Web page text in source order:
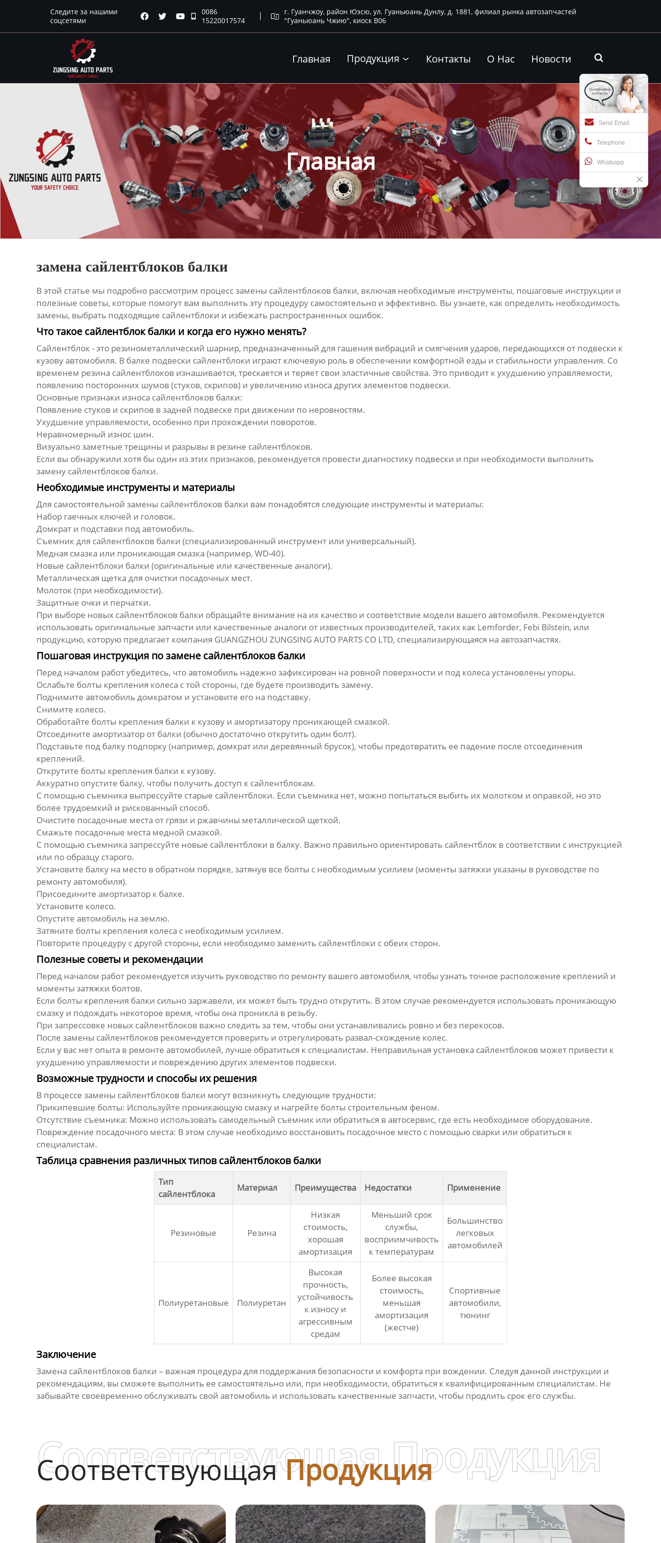
Следите за нашими
соцсетями
   
0086
15220017574

г. Гуанчжоу, район Юэсю, ул. Гуаньюань Дунлу, д. 1881, филиал рынка автозапчастей
"Гуаньюань Чжию", киоск B06
Главная Продукция  Контакты О Нас Новости 
Send Email
Telephone
Whatsapp
Главная
замена сайлентблоков балки
В этой статье мы подробно рассмотрим процессзамены сайлентблоков балки, включая необходимые инструменты, пошаговые инструкции и
полезные советы, которые помогут вам выполнить эту процедуру самостоятельно и эффективно. Вы узнаете, как определить необходимость
замены, выбрать подходящие сайлентблоки и избежать распространенных ошибок.
Что такое сайлентблок балки и когда его нужно менять?
Сайлентблок - это резинометаллический шарнир, предназначенный для гашения вибраций и смягчения ударов, передающихся от подвески к
кузову автомобиля. В балке подвески сайлентблоки играют ключевую роль в обеспечении комфортной езды и стабильности управления. Со
временем резина сайлентблоков изнашивается, трескается и теряет свои эластичные свойства. Это приводит к ухудшению управляемости,
появлению посторонних шумов (стуков, скрипов) и увеличению износа других элементов подвески.
Основные признаки износа сайлентблоков балки:
Появление стуков и скрипов в задней подвеске при движении по неровностям.
Ухудшение управляемости, особенно при прохождении поворотов.
Неравномерный износ шин.
Визуально заметные трещины и разрывы в резине сайлентблоков.
Если вы обнаружили хотя бы один из этих признаков, рекомендуется провести диагностику подвески и при необходимости выполнить
замену сайлентблоков балки.
Необходимые инструменты и материалы
Для самостоятельной замены сайлентблоков балки вам понадобятся следующие инструменты и материалы:
Набор гаечных ключей и головок.
Домкрат и подставки под автомобиль.
Съемник для сайлентблоков балки (специализированный инструмент или универсальный).
Медная смазка или проникающая смазка (например, WD-40).
Новые сайлентблоки балки (оригинальные или качественные аналоги).
Металлическая щетка для очистки посадочных мест.
Молоток (при необходимости).
Защитные очки и перчатки.
При выборе новых сайлентблоков балки обращайте внимание на их качество и соответствие модели вашего автомобиля. Рекомендуется
использовать оригинальные запчасти или качественные аналоги от известных производителей, таких как Lemforder, Febi Bilstein, или
продукцию, которую предлагает компания GUANGZHOU ZUNGSING AUTO PARTS CO LTD, специализирующаяся на автозапчастях.
Пошаговая инструкция по замене сайлентблоков балки
Перед началом работ убедитесь, что автомобиль надежно зафиксирован на ровной поверхности и под колеса установлены упоры.
Ослабьте болты крепления колеса с той стороны, где будете производить замену.
Поднимите автомобиль домкратом и установите его на подставку.
Снимите колесо.
Обработайте болты крепления балки к кузову и амортизатору проникающей смазкой.
Отсоедините амортизатор от балки (обычно достаточно открутить один болт).
Подставьте под балку подпорку (например, домкрат или деревянный брусок), чтобы предотвратить ее падение после отсоединения
креплений.
Открутите болты крепления балки к кузову.
Аккуратно опустите балку, чтобы получить доступ к сайлентблокам.
С помощью съемника выпрессуйте старые сайлентблоки. Если съемника нет, можно попытаться выбить их молотком и оправкой, но это
более трудоемкий и рискованный способ.
Очистите посадочные места от грязи и ржавчины металлической щеткой.
Смажьте посадочные места медной смазкой.
С помощью съемника запрессуйте новые сайлентблоки в балку. Важно правильно ориентировать сайлентблокв соответствии с инструкцией
или по образцу старого.
Установите балку на место в обратном порядке, затянув все болты с необходимым усилием (моменты затяжки указаны в руководстве по
ремонту автомобиля).
Присоедините амортизатор к балке.
Установите колесо.
Опустите автомобиль на землю.
Затяните болты крепления колеса с необходимым усилием.
Повторите процедуру с другой стороны, если необходимо заменить сайлентблоки с обеих сторон.
Полезные советы и рекомендации
Перед началом работ рекомендуется изучить руководство по ремонту вашего автомобиля, чтобы узнать точное расположение креплений и
моменты затяжки болтов.
Если болты крепления балки сильно заржавели, их может быть трудно открутить. В этом случае рекомендуется использовать проникающую
смазку и подождать некоторое время, чтобы она проникла в резьбу.
При запрессовке новых сайлентблоков важно следить за тем, чтобы они устанавливались ровно и без перекосов.
После замены сайлентблоков рекомендуется проверить и отрегулировать развал-схождение колес.
Если у вас нет опыта в ремонте автомобилей, лучше обратиться к специалистам. Неправильная установка сайлентблоков может привести к
ухудшению управляемости и повреждению других элементов подвески.
Возможные трудности и способы их решения
В процессе замены сайлентблоков балки могут возникнуть следующие трудности:
Прикипевшие болты: Используйте проникающую смазку и нагрейте болты строительным феном.
Отсутствие съемника: Можно использовать самодельный съемник или обратиться в автосервис, где есть необходимое оборудование.
Повреждение посадочного места: В этом случае необходимо восстановить посадочное место с помощью сварки или обратиться к
специалистам.
Таблица сравнения различных типов сайлентблоков балки
Тип
сайлентблока
Материал Преимущества Недостатки Применение
Резиновые Резина
Низкая
стоимость,
хорошая
амортизация
Меньший срок
службы,
восприимчивость
к температурам
Большинство
легковых
автомобилей
Полиуретановые Полиуретан
Высокая
прочность,
устойчивость
к износу и
агрессивным
средам
Более высокая
стоимость,
меньшая
амортизация
(жестче)
Спортивные
автомобили,
тюнинг
Заключение
Замена сайлентблоков балки – важная процедура для поддержания безопасности и комфорта при вождении. Следуя данной инструкции и
рекомендациям, вы сможете выполнить ее самостоятельно или, при необходимости, обратиться к квалифицированным специалистам. Не
забывайте своевременно обслуживать свой автомобиль и использовать качественные запчасти, чтобы продлить срок его службы.
СоответствующаяПродукция
Соответствующая Продукция